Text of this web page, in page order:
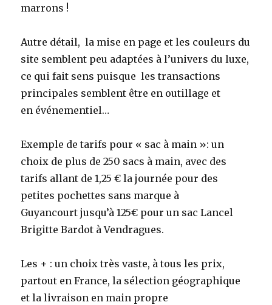
marrons !
Autre détail, la mise en page et les couleurs du
site semblent peu adaptées à l’univers du luxe,
ce qui fait sens puisque les transactions
principales semblent être en outillage et
en événementiel…
Exemple de tarifs pour « sac à main »: un
choix de plus de 250 sacs à main, avec des
tarifs allant de 1,25 € la journée pour des
petites pochettes sans marque à
Guyancourt jusqu’à 125€ pour un sac Lancel
Brigitte Bardot à Vendragues.
Les + : un choix très vaste, à tous les prix,
partout en France, la sélection géographique
et la livraison en main propre